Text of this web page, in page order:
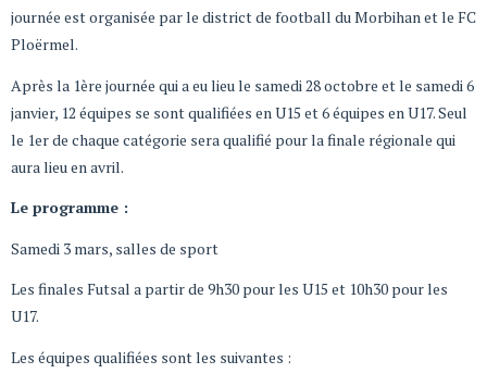
journée est organisée par le district de football du Morbihan et le FC
Ploërmel.
Après la 1ère journée qui a eu lieu le samedi 28 octobre et le samedi 6
janvier, 12 équipes se sont qualifiées en U15 et 6 équipes en U17. Seul
le 1er de chaque catégorie sera qualifié pour la finale régionale qui
aura lieu en avril.
Le programme :
Samedi 3 mars, salles de sport
Les finales Futsal a partir de 9h30 pour les U15 et 10h30 pour les
U17.
Les équipes qualifiées sont les suivantes :